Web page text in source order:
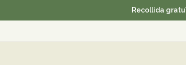
Recollida gratuïta a la